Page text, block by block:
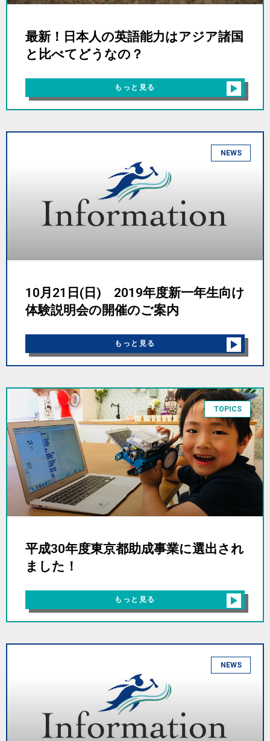
最新！日本人の英語能力はアジア諸国
と比べてどうなの？
もっと見る
NEWS
10月21日(日) 2019年度新一年生向け
体験説明会の開催のご案内
もっと見る
TOPICS
平成30年度東京都助成事業に選出され
ました！
もっと見る
NEWS